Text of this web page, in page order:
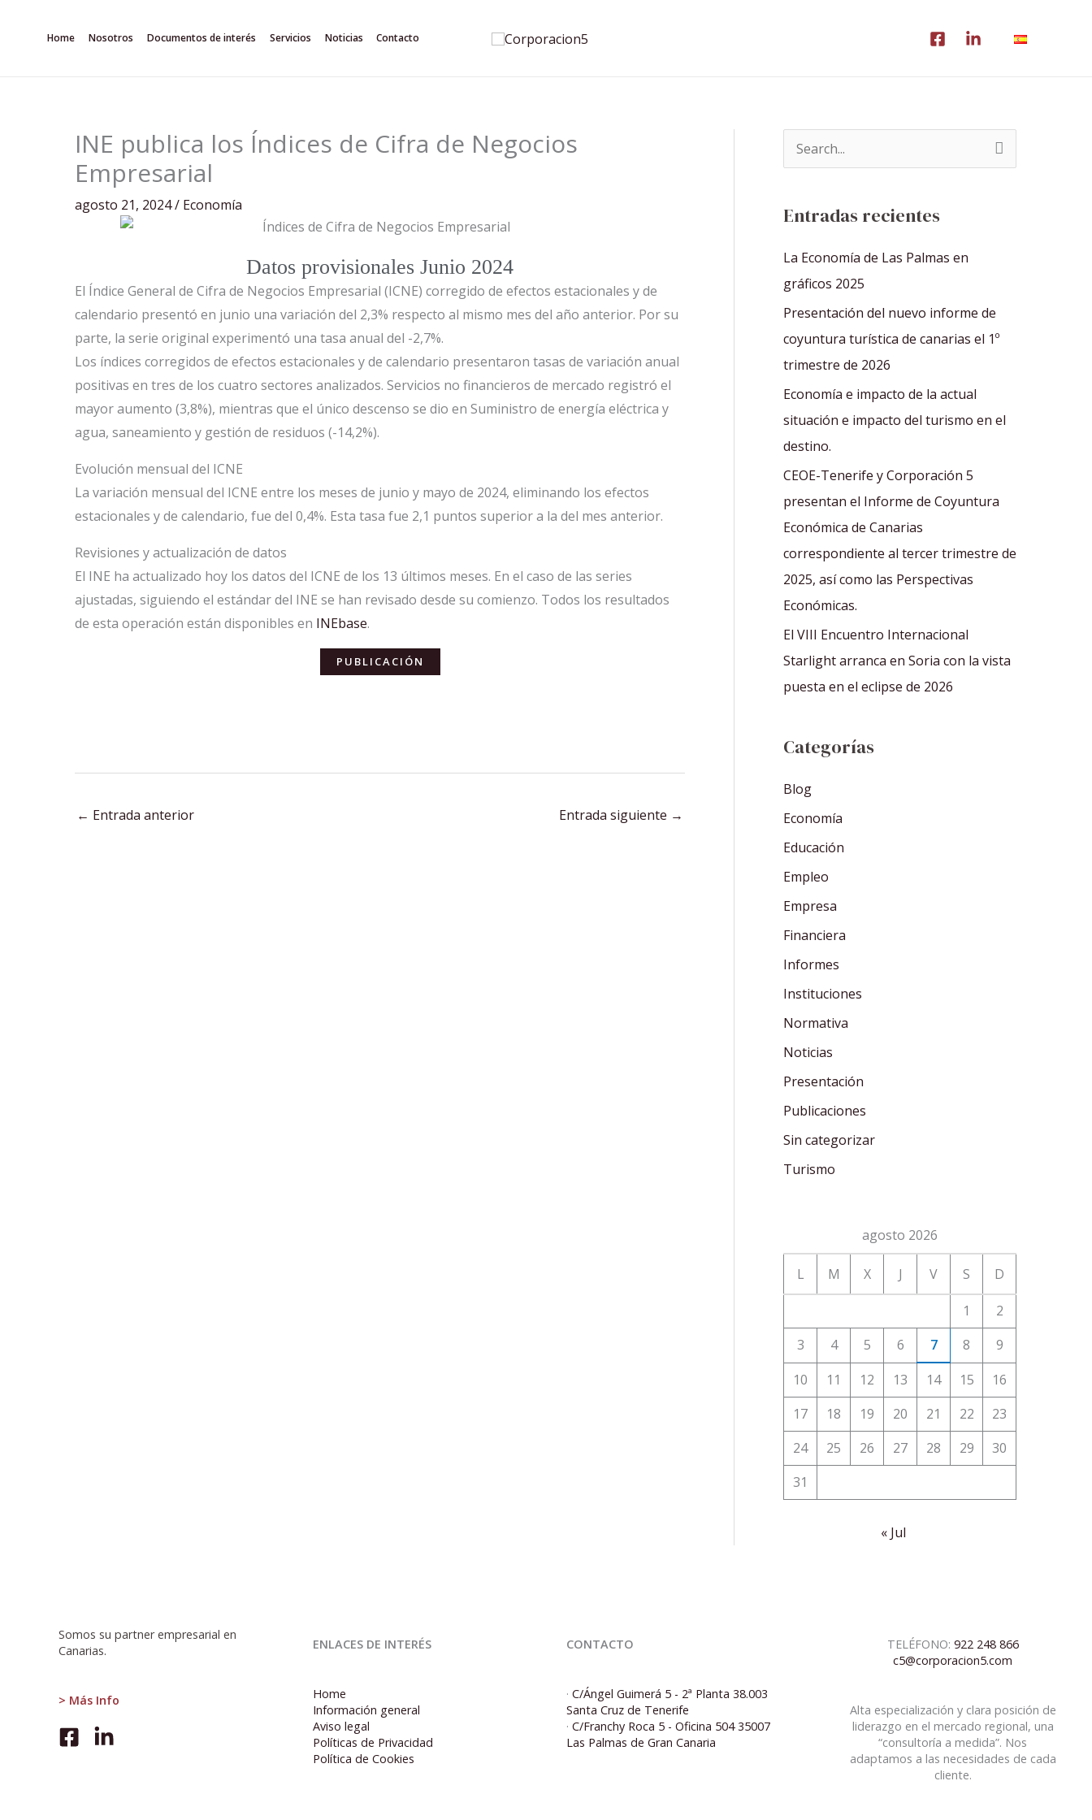
Home Nosotros Documentos de interés Servicios Noticias Contacto
INE publica los Índices de Cifra de Negocios
Empresarial
agosto 21, 2024/ Economía
Datos provisionales Junio 2024
El Índice General de Cifra de Negocios Empresarial (ICNE) corregido de efectos estacionales y de
calendario presentó en junio una variación del 2,3% respecto al mismo mes del año anterior. Por su
parte, la serie original experimentó una tasa anual del -2,7%.
Los índices corregidos de efectos estacionales y de calendario presentaron tasas de variación anual
positivas en tres de los cuatro sectores analizados. Servicios no financieros de mercado registró el
mayor aumento (3,8%), mientras que el único descenso se dio en Suministro de energía eléctrica y
agua, saneamiento y gestión de residuos (-14,2%).
Evolución mensual del ICNE
La variación mensual del ICNE entre los meses de junio y mayo de 2024, eliminando los efectos
estacionales y de calendario, fue del 0,4%. Esta tasa fue 2,1 puntos superior a la del mes anterior.
Revisiones y actualización de datos
El INE ha actualizado hoy los datos del ICNE de los 13 últimos meses. En el caso de las series
ajustadas, siguiendo el estándar del INE se han revisado desde su comienzo. Todos los resultados
de esta operación están disponibles en INEbase.
PUBLICACIÓN
← Entrada anterior Entrada siguiente →
a
r
p
o
r
:
Entradas recientes
La Economía de Las Palmas en
gráficos 2025
Presentación del nuevo informe de
coyuntura turística de canarias el 1º
trimestre de 2026
Economía e impacto de la actual
situación e impacto del turismo en el
destino.
CEOE-Tenerife y Corporación 5
presentan el Informe de Coyuntura
Económica de Canarias
correspondiente al tercer trimestre de
2025, así como las Perspectivas
Económicas.
El VIII Encuentro Internacional
Starlight arranca en Soria con la vista
puesta en el eclipse de 2026
Categorías
Blog
Economía
Educación
Empleo
Empresa
Financiera
Informes
Instituciones
Normativa
Noticias
Presentación
Publicaciones
Sin categorizar
Turismo
agosto 2026
L M X J V S D
1
2
3
4 5 6 7 8
9
10
11 12 13 14 15
16
17
18 19 20 21 22
23
24
25 26 27 28 29
30
31
« Jul
Somos su partner empresarial en
Canarias.
> Más Info
INE
ENLACES DE INTERÉS
Home
Información general
Aviso legal
Políticas de Privacidad
Política de Cookies
CONTACTO
· C/Ángel Guimerá 5 - 2ª Planta 38.003
Santa Cruz de Tenerife
· C/Franchy Roca 5 - Oficina 504 35007
Las Palmas de Gran Canaria
TELÉFONO: 922 248 866
c5@corporacion5.com
Alta especialización y clara posición de
liderazgo en el mercado regional, una
“consultoría a medida”. Nos
adaptamos a las necesidades de cada
cliente.